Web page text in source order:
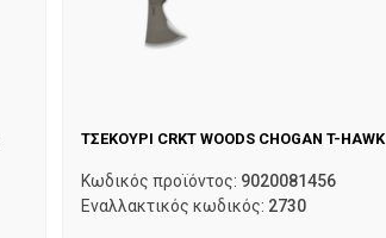
ΤΣΕΚΟΥΡΙ CRKT WOODS CHOGAN T-HAWK
Κωδικός προϊόντος: 9020081456
Εναλλακτικός κωδικός: 2730